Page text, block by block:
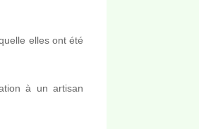
elles ont été
à un artisan